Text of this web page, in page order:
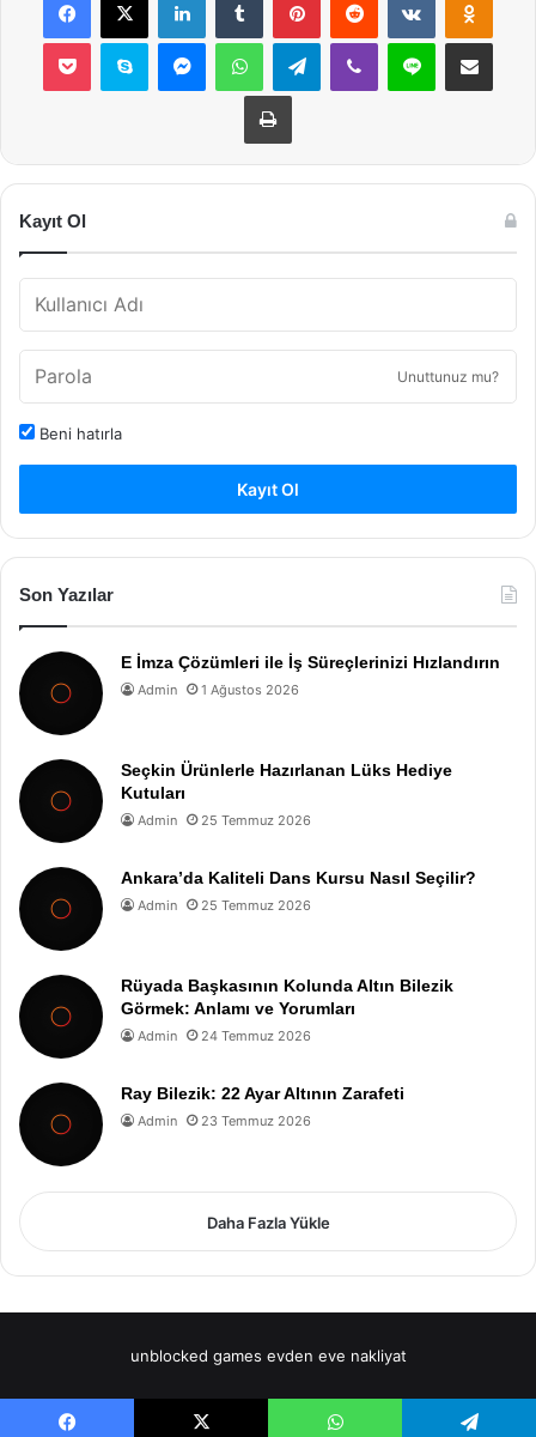
Pocket Skype MessengerWhatsAppTelegramViber Line E-Posta ile
Yazdır
Kayıt Ol
Unuttunuz mu?
Beni hatırla
Kayıt Ol
Son Yazılar
E İmza Çözümleri ile İş Süreçlerinizi Hızlandırın
Admin 1 Ağustos 2026
Seçkin Ürünlerle Hazırlanan Lüks Hediye
Kutuları
Admin 25 Temmuz 2026
Ankara’da Kaliteli Dans Kursu Nasıl Seçilir?
Admin 25 Temmuz 2026
Rüyada Başkasının Kolunda Altın Bilezik
Görmek: Anlamı ve Yorumları
Admin 24 Temmuz 2026
Ray Bilezik: 22 Ayar Altının Zarafeti
Admin 23 Temmuz 2026
Daha Fazla Yükle
unblocked games evden eve nakliyat